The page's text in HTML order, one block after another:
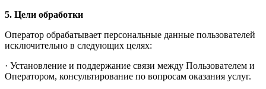
5. Цели обработки
Оператор обрабатывает персональные данные пользователей
исключительно в следующих целях:
· Установление и поддержание связи между Пользователем и
Оператором, консультирование по вопросам оказания услуг.